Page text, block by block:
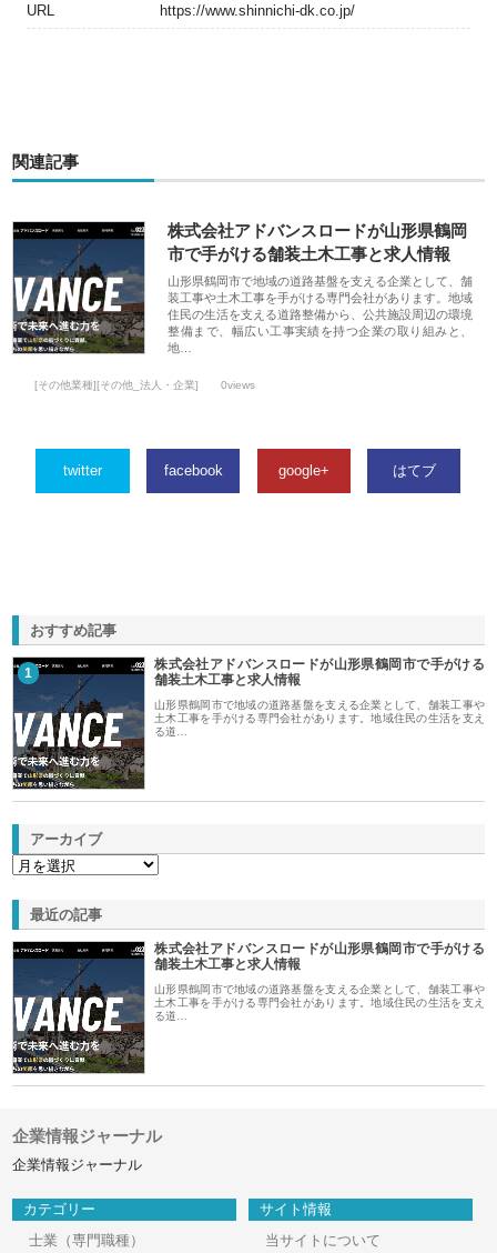
URL https://www.shinnichi-dk.co.jp/
関連記事
株式会社アドバンスロードが山形県鶴岡
市で手がける舗装土木工事と求人情報
山形県鶴岡市で地域の道路基盤を支える企業として、舗
装工事や土木工事を手がける専門会社があります。地域
住民の生活を支える道路整備から、公共施設周辺の環境
整備まで、幅広い工事実績を持つ企業の取り組みと、
地…
[その他業種][その他_法人・企業] 0views
twitter facebook google+ はてブ
おすすめ記事
1
株式会社アドバンスロードが山形県鶴岡市で手がける
舗装土木工事と求人情報
山形県鶴岡市で地域の道路基盤を支える企業として、舗装工事や
土木工事を手がける専門会社があります。地域住民の生活を支え
る道…
アーカイブ
最近の記事
株式会社アドバンスロードが山形県鶴岡市で手がける
舗装土木工事と求人情報
山形県鶴岡市で地域の道路基盤を支える企業として、舗装工事や
土木工事を手がける専門会社があります。地域住民の生活を支え
る道…
企業情報ジャーナル
企業情報ジャーナル
カテゴリー
士業（専門職種）
サイト情報
当サイトについて